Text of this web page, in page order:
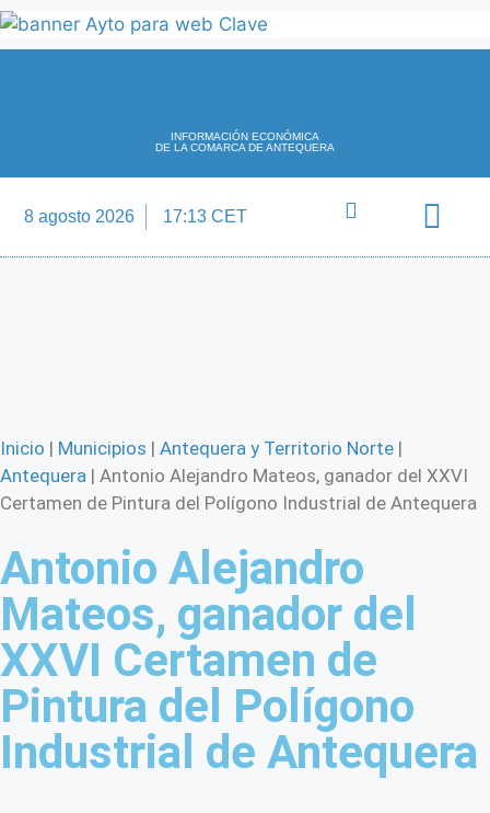
INFORMACIÓN ECONÓMICA
DE LA COMARCA DE ANTEQUERA
8 agosto 2026 17:13 CET
Inicio | Municipios | Antequera y Territorio Norte |
Antequera | Antonio Alejandro Mateos, ganador del XXVI
Certamen de Pintura del Polígono Industrial de Antequera
Antonio Alejandro
Mateos, ganador del
XXVI Certamen de
Pintura del Polígono
Industrial de Antequera